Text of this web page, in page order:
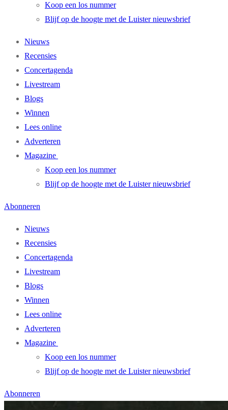
Koop een los nummer
Blijf op de hoogte met de Luister nieuwsbrief
Nieuws
Recensies
Concertagenda
Livestream
Blogs
Winnen
Lees online
Adverteren
Magazine
Koop een los nummer
Blijf op de hoogte met de Luister nieuwsbrief
Abonneren
Nieuws
Recensies
Concertagenda
Livestream
Blogs
Winnen
Lees online
Adverteren
Magazine
Koop een los nummer
Blijf op de hoogte met de Luister nieuwsbrief
Abonneren